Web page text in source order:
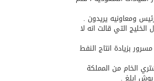
ومعاونيه يريدون .
التي قالت انه لا
بزيادة انتاج النفط
الخام من المملكة